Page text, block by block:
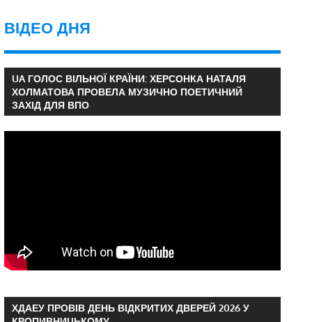
ВІДЕО ДНЯ
UA ГОЛОС ВІЛЬНОЇ КРАЇНИ: ХЕРСОНКА НАТАЛЯ
ХОЛМАТОВА ПРОВЕЛА МУЗИЧНО ПОЕТИЧНИЙ
ЗАХІД ДЛЯ ВПО
ХДАЕУ ПРОВІВ ДЕНЬ ВІДКРИТИХ ДВЕРЕЙ 2026 У